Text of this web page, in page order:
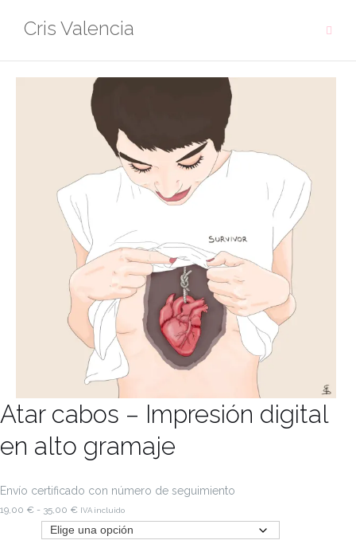
Cris Valencia
Atar cabos – Impresión digital
en alto gramaje
Envío certificado con número de seguimiento
19,00 € - 35,00 € Rango
de
IVA incluido